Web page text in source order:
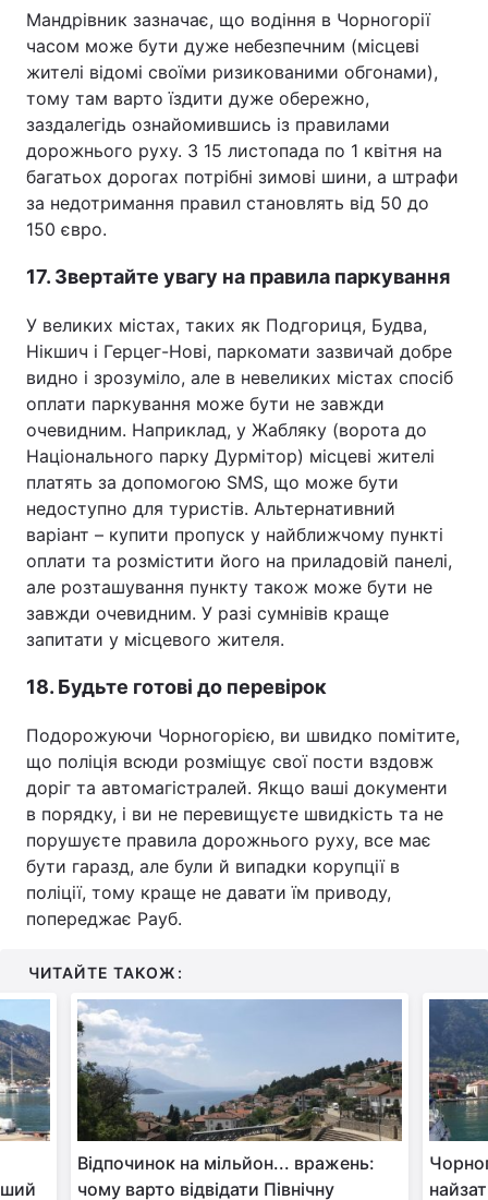
Мандрівник зазначає, що водіння в Чорногорії
часом може бути дуже небезпечним (місцеві
жителі відомі своїми ризикованими обгонами),
тому там варто їздити дуже обережно,
заздалегідь ознайомившись із правилами
дорожнього руху. З 15 листопада по 1 квітня на
багатьох дорогах потрібні зимові шини, а штрафи
за недотримання правил становлять від 50 до
150 євро.
17. Звертайте увагу на правила паркування
У великих містах, таких як Подгориця, Будва,
Нікшич і Герцег-Нові, паркомати зазвичай добре
видно і зрозуміло, але в невеликих містах спосіб
оплати паркування може бути не завжди
очевидним. Наприклад, у Жабляку (ворота до
Національного парку Дурмітор) місцеві жителі
платять за допомогою SMS, що може бути
недоступно для туристів. Альтернативний
варіант – купити пропуск у найближчому пункті
оплати та розмістити його на приладовій панелі,
але розташування пункту також може бути не
завжди очевидним. У разі сумнівів краще
запитати у місцевого жителя.
18. Будьте готові до перевірок
Подорожуючи Чорногорією, ви швидко помітите,
що поліція всюди розміщує свої пости вздовж
доріг та автомагістралей. Якщо ваші документи
в порядку, і ви не перевищуєте швидкість та не
порушуєте правила дорожнього руху, все має
бути гаразд, але були й випадки корупції в
поліції, тому краще не давати їм приводу,
попереджає Рауб.
ЧИТАЙТЕ ТАКОЖ:
Відпочинок на мільйон... вражень:
чому варто відвідати Північну